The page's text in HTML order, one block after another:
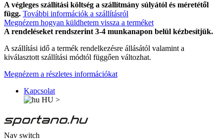
A végleges szállítási költség a szállítmány súlyától és méretétől
függ. További információk a szállításról
Megnézem hogyan küldhetem vissza a terméket
A rendeléseket rendszerint 3-4 munkanapon belül kézbesítjük.
A szállítási idő a termék rendelkezésre állásától valamint a
kiválasztott szállítási módtól függően változhat.
Megnézem a részletes információkat
Kapcsolat
HU >
Nav switch